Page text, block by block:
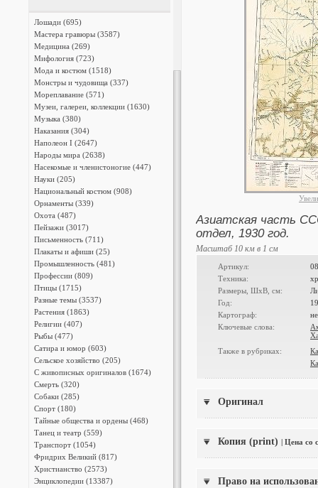
Лошади (695)
Мастера гравюры (3587)
Медицина (269)
Мифология (723)
Мода и костюм (1518)
Монстры и чудовища (337)
Мореплавание (571)
Музеи, галереи, коллекции (1630)
Музыка (380)
Наказания (304)
Наполеон I (2647)
Народы мира (2638)
Насекомые и членистоногие (447)
Науки (205)
Национальный костюм (908)
Орнаменты (339)
Охота (487)
Пейзажи (3017)
Письменность (711)
Плакаты и афиши (25)
Промышленность (481)
Профессии (809)
Птицы (1715)
Разные темы (3537)
Растения (1863)
Религии (407)
Рыбы (477)
Сатира и юмор (603)
Сельское хозяйство (205)
С живописных оригиналов (1674)
Смерть (320)
Собаки (285)
Спорт (180)
Тайные общества и ордены (468)
Танец и театр (559)
Транспорт (1054)
Фридрих Великий (817)
Христианство (2573)
Энциклопедии (13387)
Азиатская часть
отдел, 1930 год.
Масштаб 10 км в 1 см
Артикул:
Техника:
Размеры, ШxВ, см:
Год:
Картограф:
Ключевые слова:
Также в рубриках:
Оригинал
Копия (print) | Цена со
Право на